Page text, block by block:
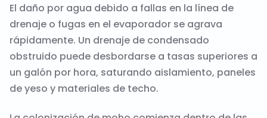
El daño por agua debido a fallas en la línea de
drenaje o fugas en el evaporador se agrava
rápidamente. Un drenaje de condensado
obstruido puede desbordarse a tasas superiores a
un galón por hora, saturando aislamiento, paneles
de yeso y materiales de techo.